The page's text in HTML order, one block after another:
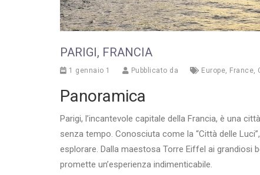
PARIGI, FRANCIA
1 gennaio 1 Pubblicato da Europe, France,
Panoramica
Parigi, l’incantevole capitale della Francia, è una
senza tempo. Conosciuta come la “Città delle
esplorare. Dalla maestosa Torre Eiffel ai grandiosi
promette un’esperienza indimenticabile.